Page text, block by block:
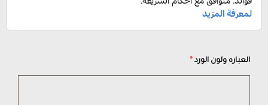
العباره ولون الورد*